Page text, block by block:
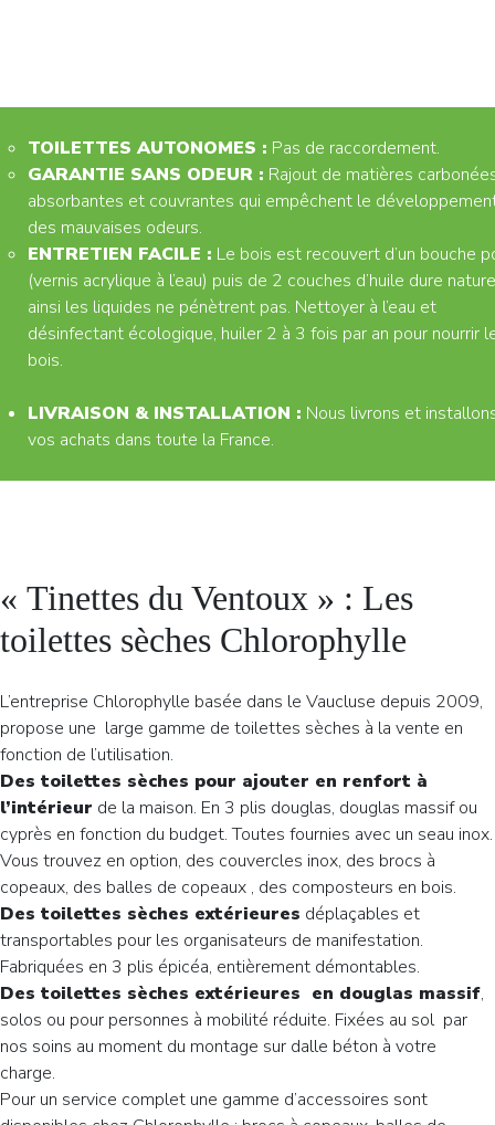
TOILETTES AUTONOMES : Pas de raccordement.
GARANTIE SANS ODEUR : Rajout de matières
absorbantes et couvrantes qui empêchent le
des mauvaises odeurs.
ENTRETIEN FACILE : Le bois est recouvert d’un bouche
(vernis acrylique à l’eau) puis de 2 couches d’huile dure
ainsi les liquides ne pénètrent pas. Nettoyer à l’eau et
désinfectant écologique, huiler 2 à 3 fois par an pour nourrir
bois.
LIVRAISON & INSTALLATION : Nous livrons et
vos achats dans toute la France.
« Tinettes du Ventoux » : Les
toilettes sèches Chlorophylle
L’entreprise Chlorophylle basée dans le Vaucluse depuis 2009,
propose une large gamme de toilettes sèches à la vente en
fonction de l’utilisation.
Des toilettes sèches pour ajouter en renfort à
l’intérieur de la maison. En 3 plis douglas, douglas massif ou
cyprès en fonction du budget. Toutes fournies avec un seau inox.
Vous trouvez en option, des couvercles inox, des brocs à
copeaux, des balles de copeaux , des composteurs en bois.
Des toilettes sèches extérieures déplaçables et
transportables pour les organisateurs de manifestation.
Fabriquées en 3 plis épicéa, entièrement démontables.
Des toilettes sèches extérieures en douglas massif,
solos ou pour personnes à mobilité réduite. Fixées au sol par
nos soins au moment du montage sur dalle béton à votre
charge.
Pour un service complet une gamme d’accessoires sont